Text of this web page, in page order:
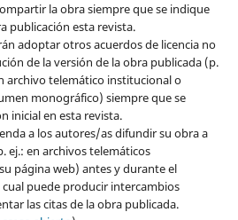
la obra siempre que se indique
publicación esta revista.
adoptar otros acuerdos de licencia no
de la versión de la obra publicada (p.
archivo telemático institucional o
monográfico) siempre que se
inicial en esta revista.
a los autores/as difundir su obra a
ej.: en archivos telemáticos
página web) antes y durante el
puede producir intercambios
las citas de la obra publicada.